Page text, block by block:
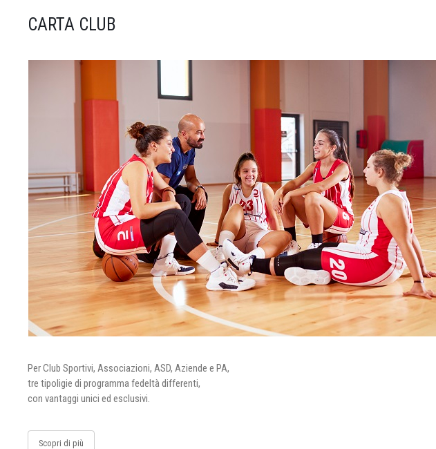
CARTA CLUB
Per Club Sportivi, Associazioni, ASD, Aziende e PA,
tre tipoligie di programma fedeltà differenti,
con vantaggi unici ed esclusivi.
Scopri di più